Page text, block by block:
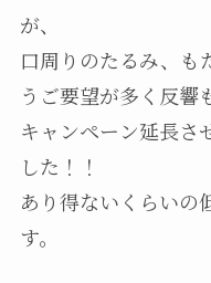
が、
口周りのたるみ、も
うご要望が多く反響
キャンペーン延長さ
した！！
あり得ないくらいの
す。